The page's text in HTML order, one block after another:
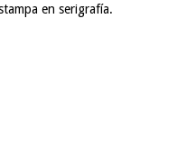
en serigrafía.